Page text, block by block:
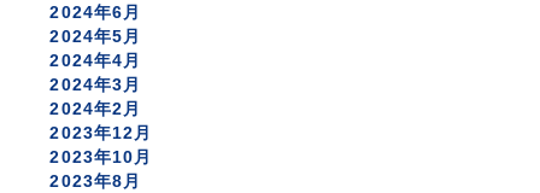
2024年6月
2024年5月
2024年4月
2024年3月
2024年2月
2023年12月
2023年10月
2023年8月